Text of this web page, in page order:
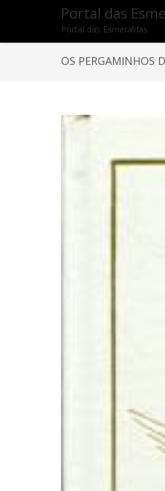
Portal das
Portal das Esmeraldas
OS PERGAMINHOS